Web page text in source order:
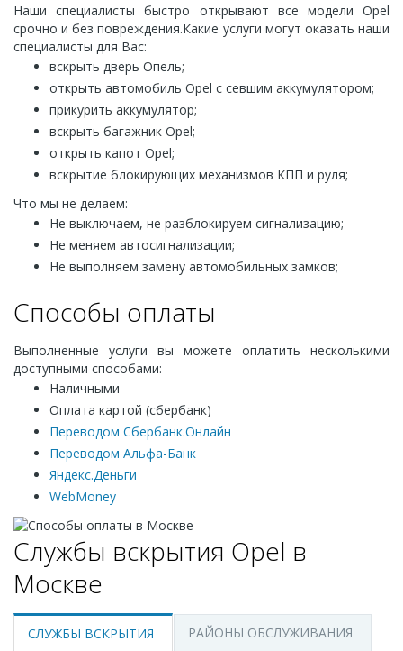
Наши специалисты быстро открывают все модели Opel
срочно и без повреждения.Какие услуги могут оказать наши
специалисты для Вас:
вскрыть дверь Опель;
открыть автомобиль Opel с севшим аккумулятором;
прикурить аккумулятор;
вскрыть багажник Opel;
открыть капот Opel;
вскрытие блокирующих механизмов КПП и руля;
Что мы не делаем:
Не выключаем, не разблокируем сигнализацию;
Не меняем автосигнализации;
Не выполняем замену автомобильных замков;
Способы оплаты
Выполненные услуги вы можете оплатить несколькими
доступными способами:
Наличными
Оплата картой (сбербанк)
Переводом Сбербанк.Онлайн
Переводом Альфа-Банк
Яндекс.Деньги
WebMoney
Службы вскрытия Opel в
Москве
СЛУЖБЫ ВСКРЫТИЯ РАЙОНЫ ОБСЛУЖИВАНИЯ